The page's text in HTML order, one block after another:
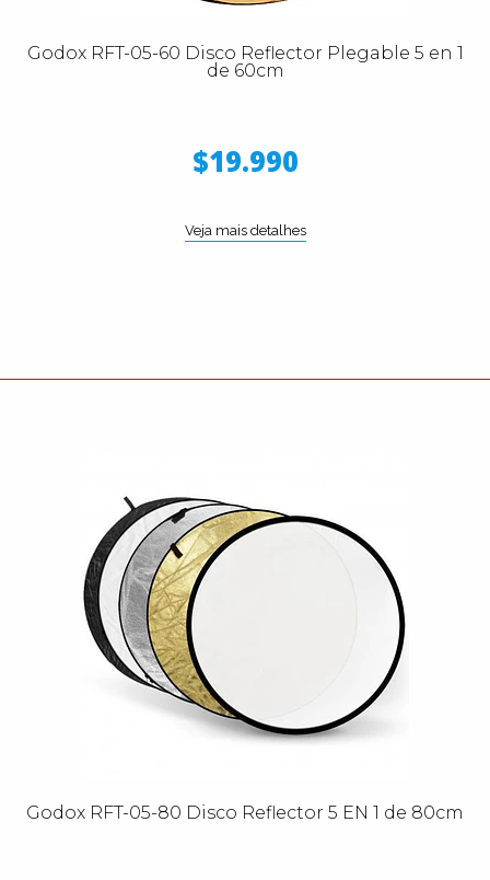
Godox RFT-05-60 Disco Reflector Plegable 5 en 1
de 60cm
$19.990
Veja mais detalhes
Godox RFT-05-80 Disco Reflector 5 EN 1 de 80cm